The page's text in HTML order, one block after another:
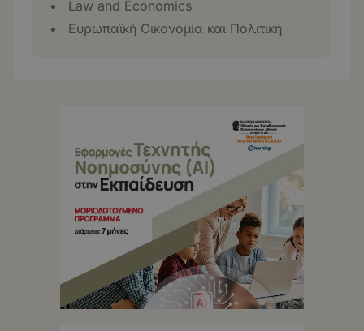
Law and Economics
Ευρωπαϊκή Οικονομία και Πολιτική